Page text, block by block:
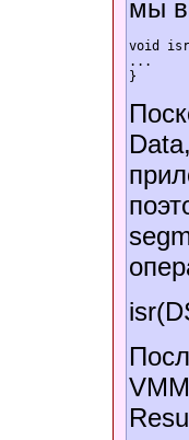
мы
void
...
}